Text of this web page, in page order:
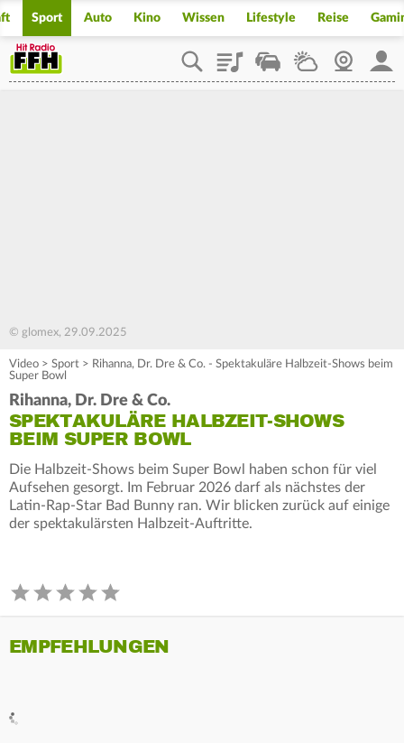
Sport Auto Kino Wissen Lifestyle Reise
PlaylistStaupilotWetterWebcam
© glomex, 29.09.2025
Video > Sport > Rihanna, Dr. Dre & Co. - Spektakuläre Halbzeit-Shows beim
Super Bowl
Rihanna, Dr. Dre & Co.
SPEKTAKULÄRE HALBZEIT-SHOWS
BEIM SUPER BOWL
Die Halbzeit-Shows beim Super Bowl haben schon für viel
Aufsehen gesorgt. Im Februar 2026 darf als nächstes der
Latin-Rap-Star Bad Bunny ran. Wir blicken zurück auf einige
der spektakulärsten Halbzeit-Auftritte.
EMPFEHLUNGEN